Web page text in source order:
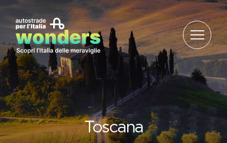
Toscana